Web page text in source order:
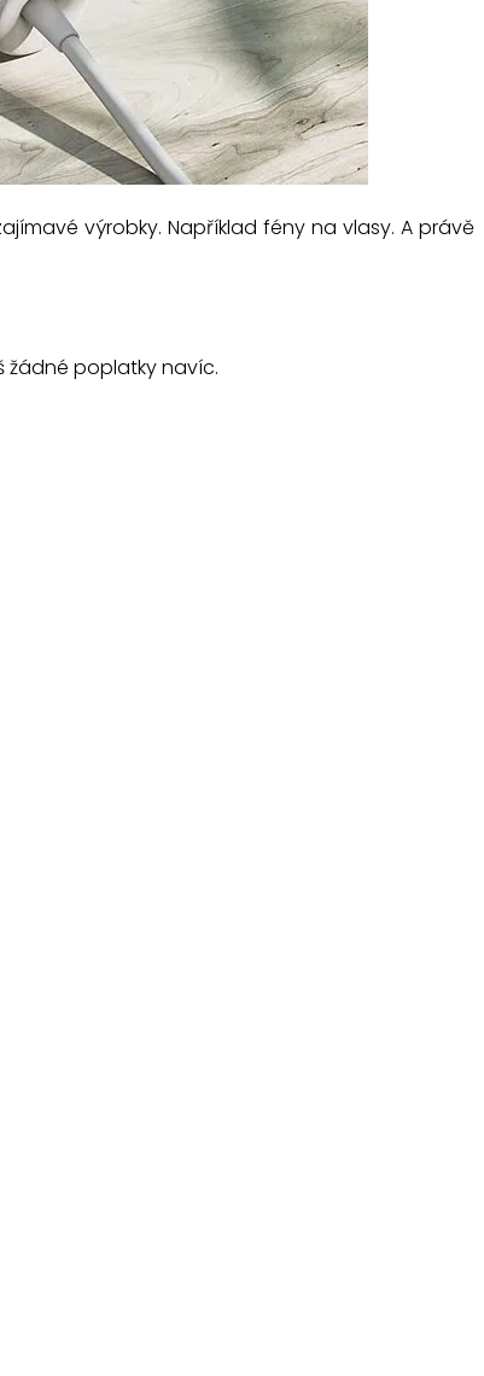
výrobky. Například fény na vlasy. A právě
žádné poplatky navíc.